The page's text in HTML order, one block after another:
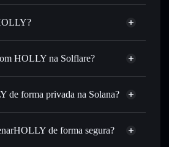
HOLLY na Solflare?
Solflare
— trocar HOLLY por SOL,
de ordens para obteres o
de forma privada na Solana?
Agregador de Privacidade
de forma segura?